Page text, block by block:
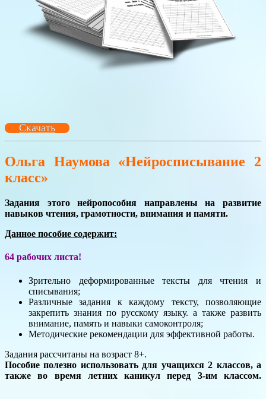
Скачать
Ольга Наумова «Нейросписывание 2
класс»
Задания этого нейропособия направлены на развитие
навыков чтения, грамотности, внимания и памяти.
Данное пособие содержит:
64 рабочих листа!
Зрительно деформированные тексты для чтения и
списывания;
Различные задания к каждому тексту, позволяющие
закрепить знания по русскому языку. а также развить
внимание, память и навыки самоконтроля;
Методические рекомендации для эффективной работы.
Задания рассчитаны на возраст 8+.
Пособие полезно использовать для учащихся 2 классов, а
также во время летних каникул перед 3-им классом.